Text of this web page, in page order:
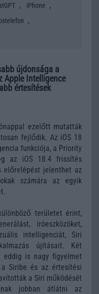
, iPhone ,
,
újdonsága a
Apple Intelligence
értesítések
ezelőtt mutatták
fejlődik. Az iOS 18
funkciója, a Priority
az iOS 18.4 frissítés
előrelépést jelenthet az
számára az egyik
területet érint,
íróeszközöket,
intelligenciát, Siri
újításait. Két
eddig is nagy figyelmet
Siribe és az értesítési
a Siri működését
jobban átlátni az